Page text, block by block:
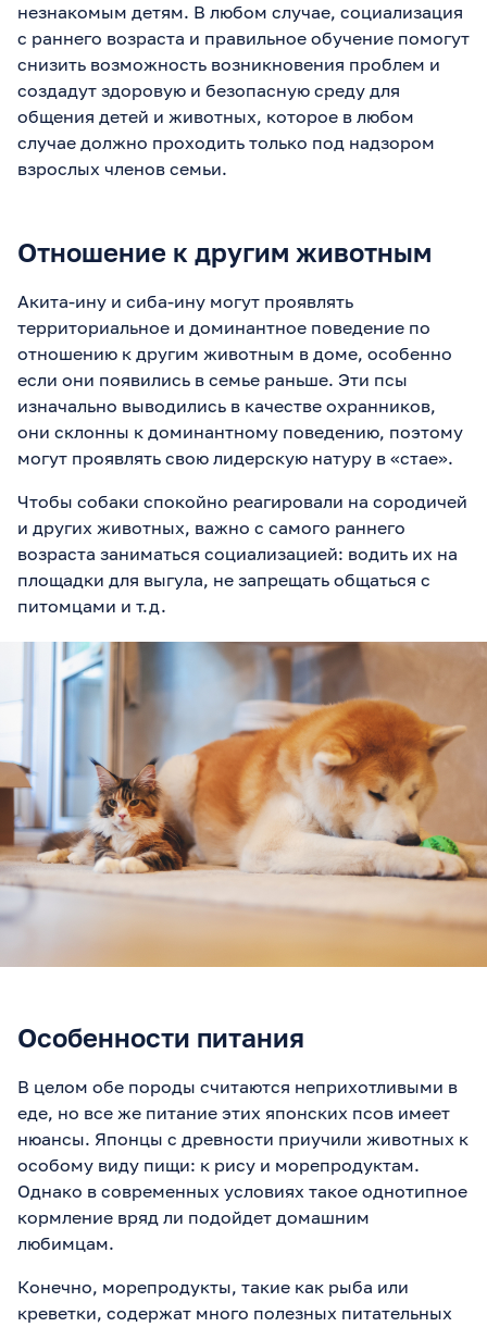
незнакомым детям. В любом случае, социализация
с раннего возраста и правильное обучение помогут
снизить возможность возникновения проблем и
создадут здоровую и безопасную среду для
общения детей и животных, которое в любом
случае должно проходить только под надзором
взрослых членов семьи.
Отношение к другим животным
Акита-ину и сиба-ину могут проявлять
территориальное и доминантное поведение по
отношению к другим животным в доме, особенно
если они появились в семье раньше. Эти псы
изначально выводились в качестве охранников,
они склонны к доминантному поведению, поэтому
могут проявлять свою лидерскую натуру в «стае».
Чтобы собаки спокойно реагировали на сородичей
и других животных, важно с самого раннего
возраста заниматься социализацией: водить их на
площадки для выгула, не запрещать общаться с
питомцами и т.д.
Особенности питания
В целом обе породы считаются неприхотливыми в
еде, но все же питание этих японских псов имеет
нюансы. Японцы с древности приучили животных к
особому виду пищи: к рису и морепродуктам.
Однако в современных условиях такое однотипное
кормление вряд ли подойдет домашним
любимцам.
Конечно, морепродукты, такие как рыба или
креветки, содержат много полезных питательных